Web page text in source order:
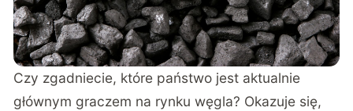
Czy zgadniecie, które państwo jest aktualnie
głównym graczem na rynku węgla? Okazuje się,